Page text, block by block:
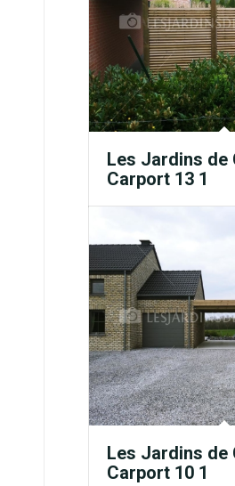
Les Jardins de
Carport 13 1
Les Jardins de
Carport 10 1